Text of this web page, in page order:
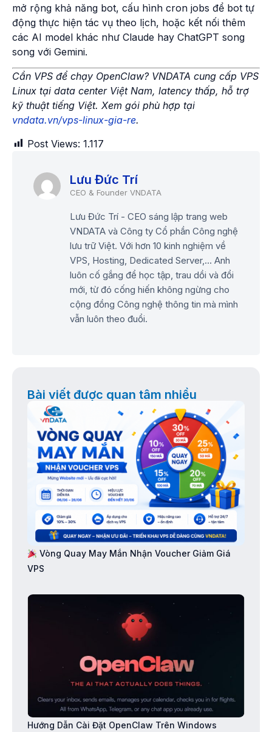
mở rộng khả năng bot, cấu hình cron jobs để bot tự
động thực hiện tác vụ theo lịch, hoặc kết nối thêm
các AI model khác như Claude hay ChatGPT song
song với Gemini.
Cần VPS để chạy OpenClaw? VNDATA cung cấp VPS
Linux tại data center Việt Nam, latency thấp, hỗ trợ
kỹ thuật tiếng Việt. Xem gói phù hợp tại
vndata.vn/vps-linux-gia-re.
Post Views: 1.117
Lưu Đức Trí
Lưu Đức Trí - CEO sáng lập trang web
VNDATA và Công ty Cổ phần Công nghệ
lưu trữ Việt. Với hơn 10 kinh nghiệm về
VPS, Hosting, Dedicated Server,... Anh
luôn cố gắng để học tập, trau dồi và đổi
mới, từ đó cống hiến không ngừng cho
cộng đồng Công nghệ thông tin mà mình
vẫn luôn theo đuổi.
Bài viết được quan tâm nhiều
Vòng Quay May Mắn Nhận Voucher Giảm Giá
VPS
Hướng Dẫn Cài Đặt OpenClaw Trên Windows